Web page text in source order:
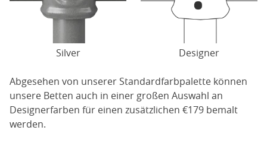
Silver Designer
Abgesehen von unserer Standardfarbpalette können
unsere Betten auch in einer großen Auswahl an
Designerfarben für einen zusätzlichen €179 bemalt
werden.